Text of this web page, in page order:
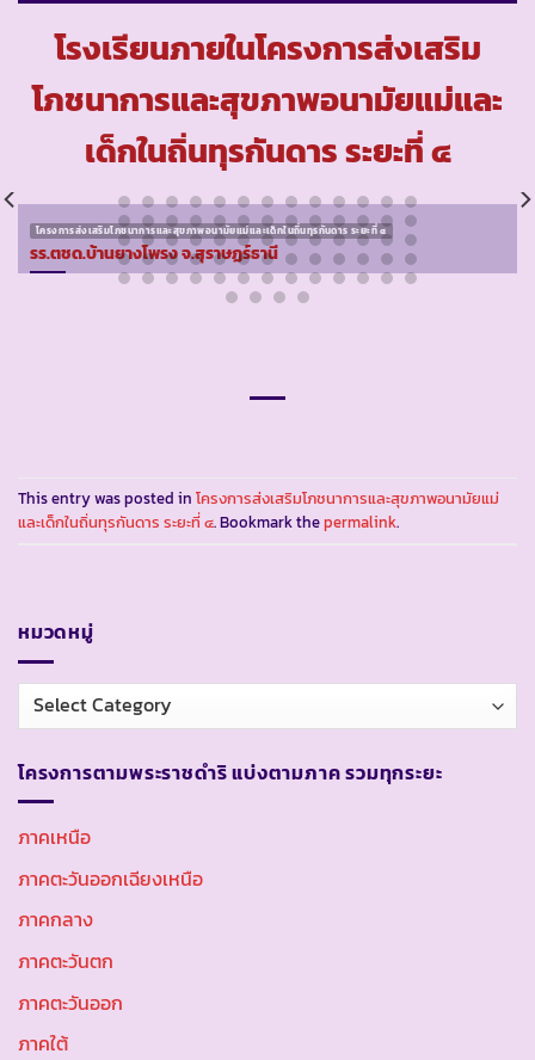
โรงเรียนภายในโครงการส่งเสริม
โภชนาการและสุขภาพอนามัยแม่และ
เด็กในถิ่นทุรกันดาร ระยะที่ ๔
โครงการส่งเสริมโภชนาการและสุขภาพอนามัยแม่และเด็กในถิ่นทุรกันดาร ระยะที่ ๔
รร.ตชด.บ้านยางโพรง จ.สุราษฏร์ธานี
This entry was posted in โครงการส่งเสริมโภชนาการและสุขภาพอนามัยแม่
และเด็กในถิ่นทุรกันดาร ระยะที่ ๔. Bookmark thepermalink.
หมวดหมู่
หมวด
หมู่
โครงการตามพระราชดำริ แบ่งตามภาค รวมทุกระยะ
ภาคเหนือ
ภาคตะวันออกเฉียงเหนือ
ภาคกลาง
ภาคตะวันตก
ภาคตะวันออก
ภาคใต้